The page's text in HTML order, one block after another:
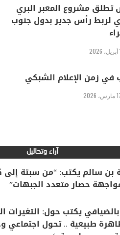
مشروع المعبر البري
لربط رأس جدير بدول جنوب
في زمن الإعلام الشبكي
2026
آراء وتحاليل
بن سالم يكتب: “من سبتة إلى
حصار متعدد الجبهات”
يكتب حول: التغيرات
طبيعية .. تحول اجتماعي